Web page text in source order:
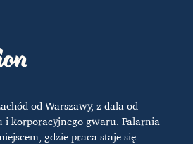
od Warszawy, z dala od
i korporacyjnego gwaru. Palarnia
gdzie praca staje się